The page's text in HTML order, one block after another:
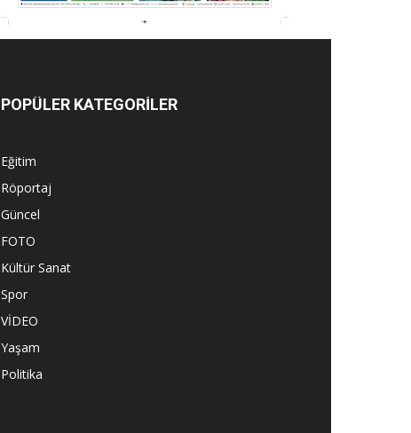
POPÜLER KATEGORİLER
Eğitim
Röportaj
Güncel
FOTO
Kültür Sanat
Spor
VİDEO
Yaşam
Politika